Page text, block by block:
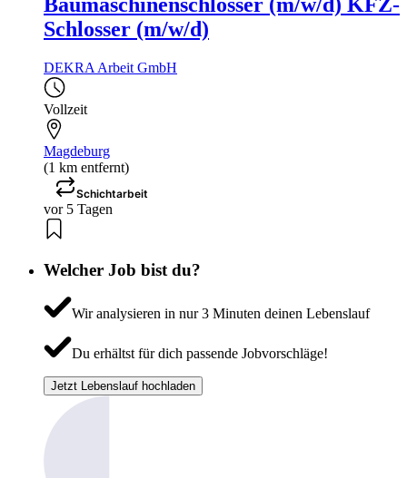
Schlosser (m/w/d)
DEKRA Arbeit GmbH
Vollzeit
Magdeburg
(1 km entfernt)
Schichtarbeit
vor 5 Tagen
Welcher Job bist du?
Wir analysieren in nur 3 Minuten deinen Lebenslauf
Du erhältst für dich passende Jobvorschläge!
Jetzt Lebenslauf hochladen